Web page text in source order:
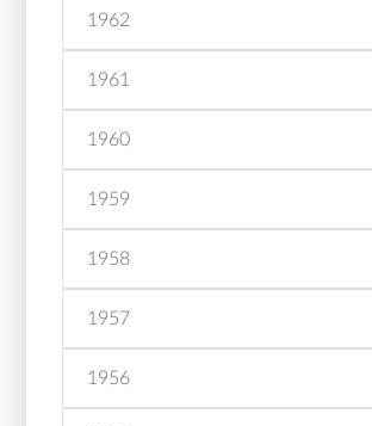
1962
1961
1960
1959
1958
1957
1956